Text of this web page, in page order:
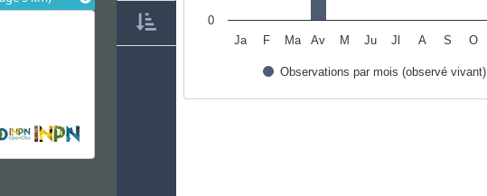
Observations par mois (observé vivant)
Ja F Ma Av M Ju Jl A S O
0